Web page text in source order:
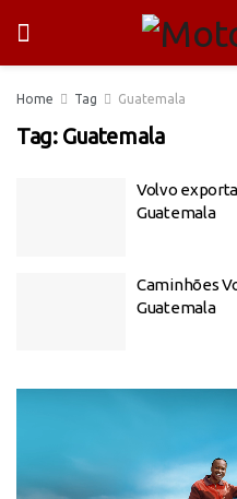
Home Tag Guatemala
Tag: Guatemala
Volvo
Guatemala
Caminhões
Guatemala